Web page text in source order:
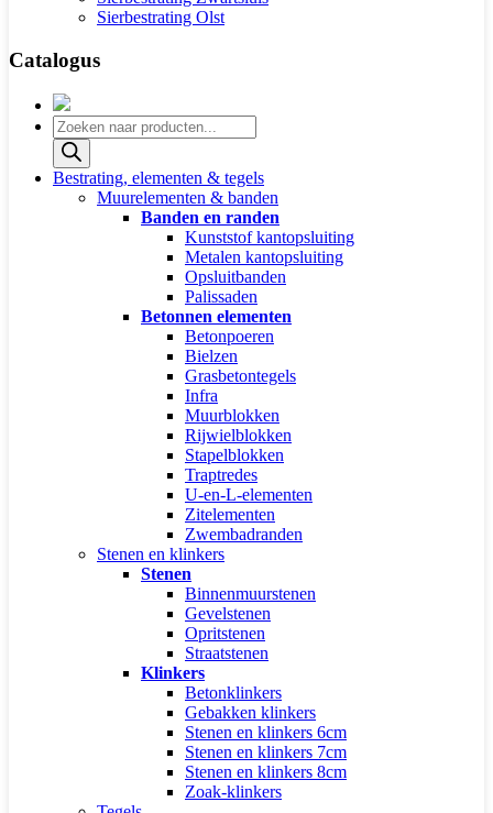
Sierbestrating Olst
Catalogus
Producten
zoeken
Bestrating, elementen & tegels
Muurelementen & banden
Banden en randen
Kunststof kantopsluiting
Metalen kantopsluiting
Opsluitbanden
Palissaden
Betonnen elementen
Betonpoeren
Bielzen
Grasbetontegels
Infra
Muurblokken
Rijwielblokken
Stapelblokken
Traptredes
U-en-L-elementen
Zitelementen
Zwembadranden
Stenen en klinkers
Stenen
Binnenmuurstenen
Gevelstenen
Opritstenen
Straatstenen
Klinkers
Betonklinkers
Gebakken klinkers
Stenen en klinkers 6cm
Stenen en klinkers 7cm
Stenen en klinkers 8cm
Zoak-klinkers